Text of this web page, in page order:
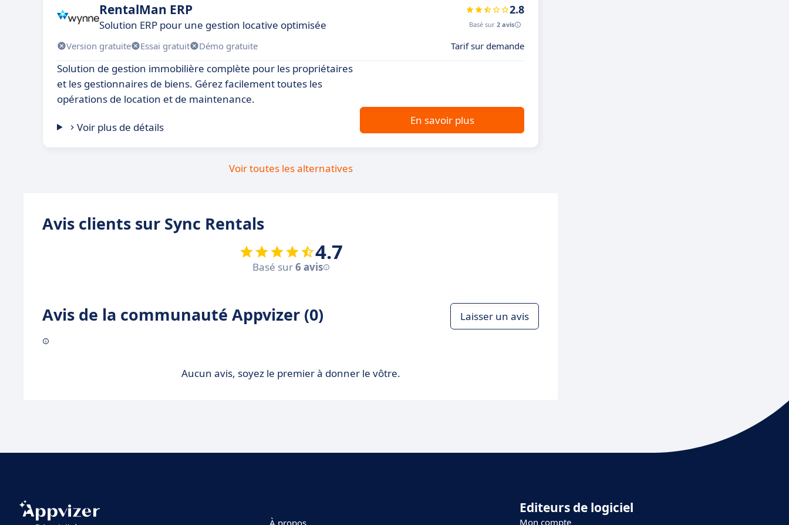
RentalMan ERP
Solution ERP pour une gestion locative optimisée
2.8
Basé sur 2 avis
Version gratuite Essai gratuit Démo gratuite Tarif sur demande
Solution de gestion immobilière complète pour les propriétaires
et les gestionnaires de biens. Gérez facilement toutes les
opérations de location et de maintenance.
Voir plus de détails
En savoir plus
Voir toutes les alternatives
Avis clients sur Sync Rentals
4.7
Basé sur6 avis
Avis de la communauté Appvizer (0) Laisser un avis
Aucun avis, soyez le premier à donner le vôtre.
À propos
Editeurs de logiciel
Mon compte